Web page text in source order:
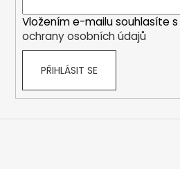
Vložením e-mailu souhlasíte s
ochrany osobních údajů
PŘIHLÁSIT SE